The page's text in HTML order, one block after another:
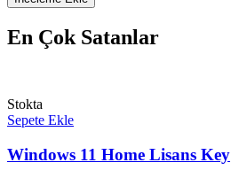
En Çok Satanlar
Stokta
Sepete Ekle
Windows 11 Home Lisans Key